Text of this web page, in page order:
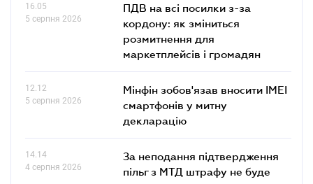
16.05
5 серпня 2026
ПДВ на всі посилки з-за
кордону: як зміниться
розмитнення для
маркетплейсів і громадян
12.12
5 серпня 2026
Мінфін зобов'язав вносити IMEI
смартфонів у митну
декларацію
14.14
4 серпня 2026
За неподання підтвердження
пільг з МТД штрафу не буде